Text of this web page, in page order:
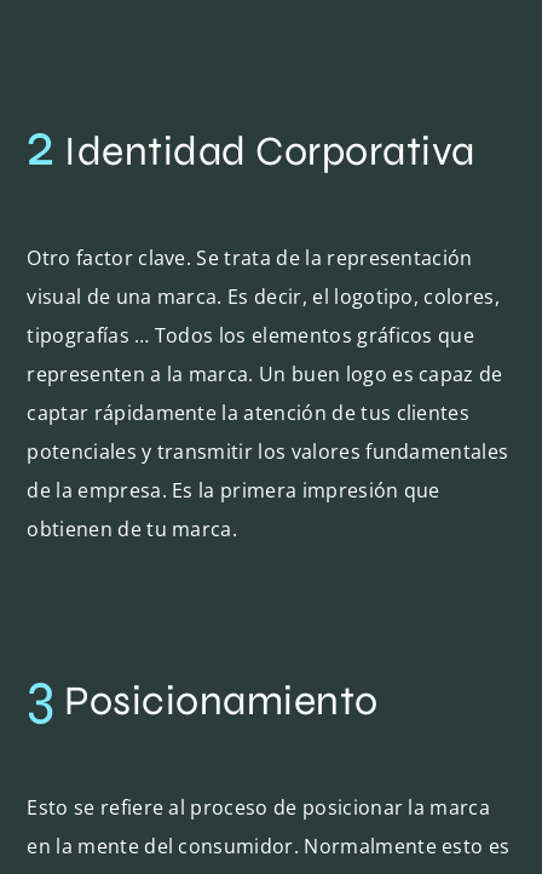
2 Identidad Corporativa
Otro factor clave. Se trata de la representación
visual de una marca. Es decir, el logotipo, colores,
tipografías … Todos los elementos gráficos que
representen a la marca. Un buen logo es capaz de
captar rápidamente la atención de tus clientes
potenciales y transmitir los valores fundamentales
de la empresa. Es la primera impresión que
obtienen de tu marca.
3 Posicionamiento
Esto se refiere al proceso de posicionar la marca
en la mente del consumidor. Normalmente esto es